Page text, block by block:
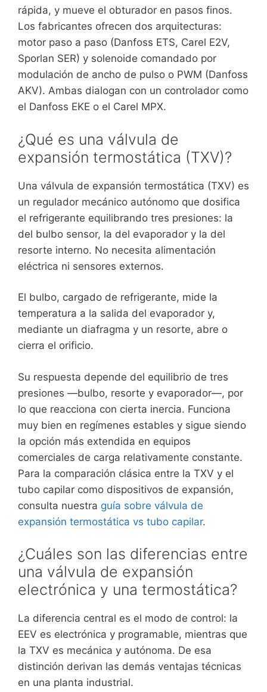
rápida, y mueve el obturador en pasos finos.
Los fabricantes ofrecen dos arquitecturas:
motor paso a paso (Danfoss ETS, Carel E2V,
Sporlan SER) y solenoide comandado por
modulación de ancho de pulso o PWM (Danfoss
AKV). Ambas dialogan con un controlador como
el Danfoss EKE o el Carel MPX.
¿Qué es una válvula de
expansión termostática (TXV)?
Una válvula de expansión termostática (TXV) es
un regulador mecánico autónomo que dosifica
el refrigerante equilibrando tres presiones: la
del bulbo sensor, la del evaporador y la del
resorte interno. No necesita alimentación
eléctrica ni sensores externos.
El bulbo, cargado de refrigerante, mide la
temperatura a la salida del evaporador y,
mediante un diafragma y un resorte, abre o
cierra el orificio.
Su respuesta depende del equilibrio de tres
presiones —bulbo, resorte y evaporador—, por
lo que reacciona con cierta inercia. Funciona
muy bien en regímenes estables y sigue siendo
la opción más extendida en equipos
comerciales de carga relativamente constante.
Para la comparación clásica entre la TXV y el
tubo capilar como dispositivos de expansión,
consulta nuestra guía sobre válvula de
expansión termostática vs tubo capilar.
¿Cuáles son las diferencias entre
una válvula de expansión
electrónica y una termostática?
La diferencia central es el modo de control: la
EEV es electrónica y programable, mientras que
la TXV es mecánica y autónoma. De esa
distinción derivan las demás ventajas técnicas
en una planta industrial.